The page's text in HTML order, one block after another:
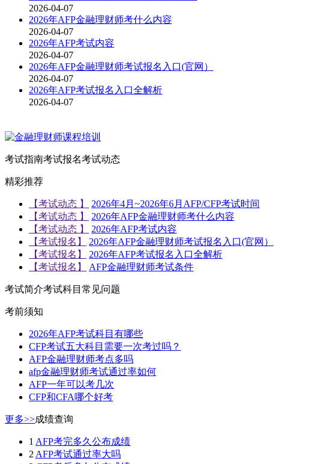
2026-04-07
2026年AFP金融理财师考什么内容
2026-04-07
2026年AFP考试内容
2026-04-07
2026年AFP金融理财师考试报名入口(官网）
2026-04-07
2026年AFP考试报名入口全解析
2026-04-07
考试指南考试报名考试动态
精彩推荐
【考试动态 】
2026年4月~2026年6月AFP/CFP考试时间
【考试动态 】
2026年AFP金融理财师考什么内容
【考试动态 】
2026年AFP考试内容
【考试报名】
2026年AFP金融理财师考试报名入口(官网）
【考试报名】
2026年AFP考试报名入口全解析
【考试报名】
AFP金融理财师考试条件
考试简介考试科目 常见问题
考前须知
2026年AFP考试科目有哪些
CFP考试五大科目需要一次考过吗？
AFP金融理财师考点多吗
afp金融理财师考试通过率如何
AFP一年可以考几次
CFP和CFA哪个好考
更多>>成绩查询
1 AFP考完多久公布成绩
2 AFP考试通过率大吗